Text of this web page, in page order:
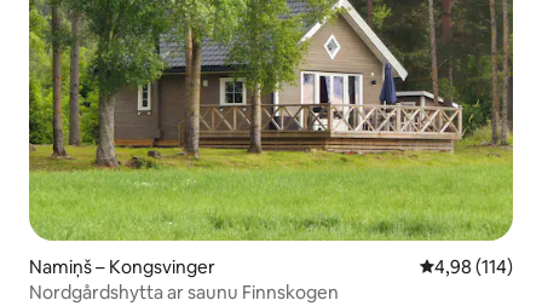
Namiņš – Kongsvinger Vidējais
4,98 (114)
Nordgårdshytta ar saunu Finnskogen